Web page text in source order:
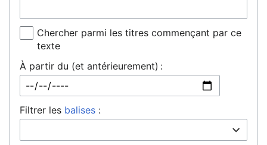
Chercher parmi les titres commençant par ce
texte
À partir du (et antérieurement) :
Filtrer les balises :